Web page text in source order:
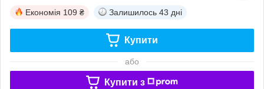
Економія 109 ₴ Залишилось 43 дні
Купити
або
Купити з